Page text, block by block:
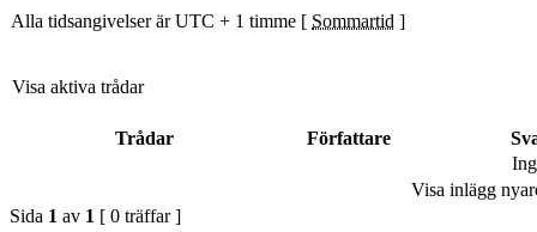
Alla tidsangivelser är UTC + 1 timme [ Sommartid ]
Visa aktiva trådar
Trådar Författare
Visa inlägg
Sida 1 av 1 [ 0 träffar ]